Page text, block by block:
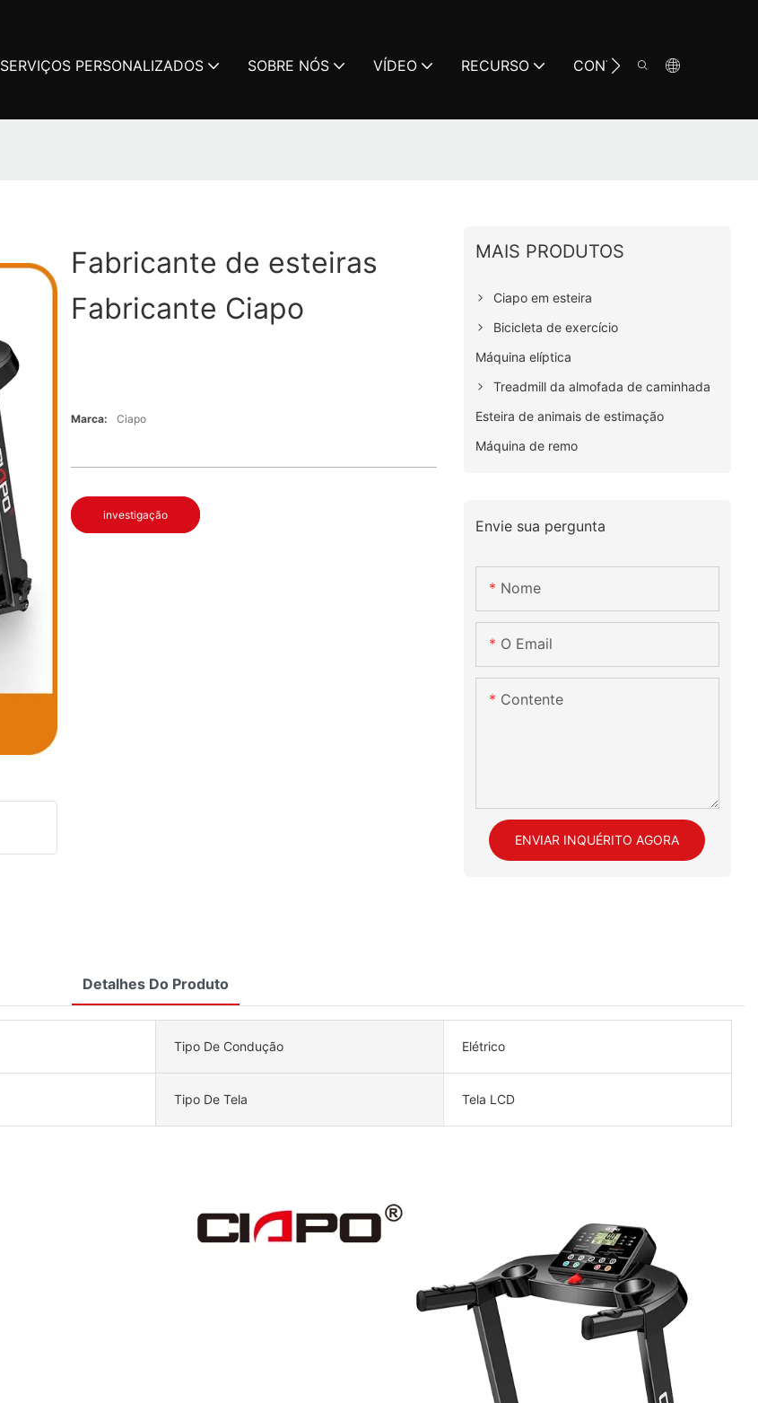
SERVIÇOS PERSONALIZADOS SOBRE NÓS VÍDEO RECURSO CONTATO
Fabricante de esteiras
Fabricante Ciapo
Marca: Ciapo
investigação
MAIS PRODUTOS
Ciapo em esteira
Bicicleta de exercício
Máquina elíptica
Treadmill da almofada de caminhada
Esteira de animais de estimação
Máquina de remo
Envie sua pergunta
Nome
O Email
Contente
ENVIAR INQUÉRITO AGORA
Detalhes Do Produto
Tipo De Condução Elétrico
Tipo De Tela Tela LCD